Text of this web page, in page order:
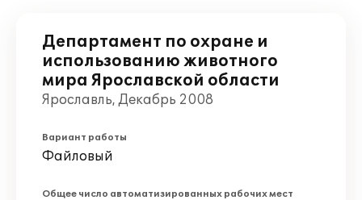
Департамент по охране и
использованию животного
мира Ярославской области
Ярославль, Декабрь 2008
Вариант работы
Файловый
Общее число автоматизированных рабочих мест